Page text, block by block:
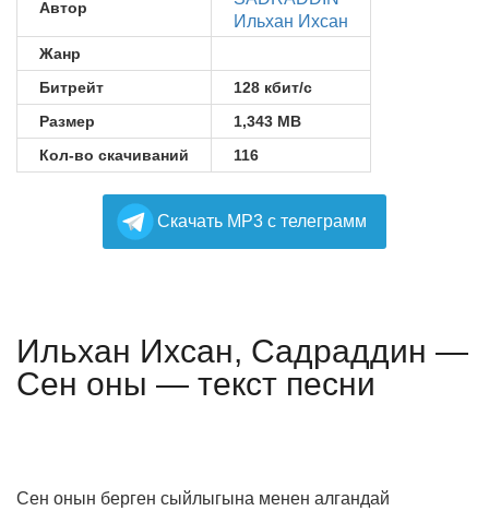
Автор
Ильхан Ихсан
Жанр
Битрейт
128 кбит/с
Размер
1,343 MB
Кол-во скачиваний
116
Cкачать MP3 с телеграмм
Ильхан Ихсан, Садраддин —
Сен оны — текст песни
Сен онын берген сыйлыгына менен алгандай